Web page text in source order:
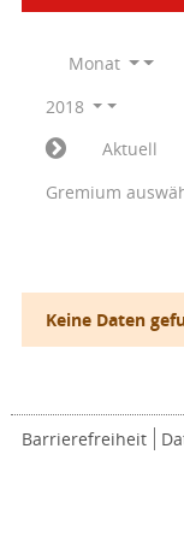
Monat
2018
Aktuell
Gremium
Keine Daten
Barrierefreiheit